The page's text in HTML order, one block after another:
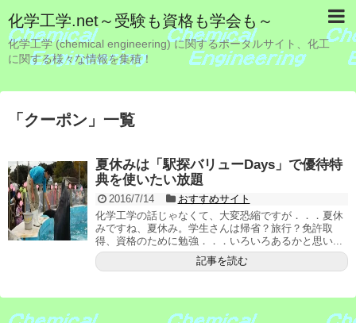
化学工学.net～受験も資格も学会も～
化学工学 (chemical engineering) に関するポータルサイト、化工
に関する様々な情報を集積！
「 クーポン 」 一覧
夏休みは「駅探バリューDays」で優待特
典を使いたい放題
2016/7/14
おすすめサイト
化学工学の話じゃなくて、大変恐縮ですが．．．夏休
みですね、夏休み。学生さんは帰省？旅行？免許取
得、資格のために勉強．．．いろいろあるかと思い...
記事を読む